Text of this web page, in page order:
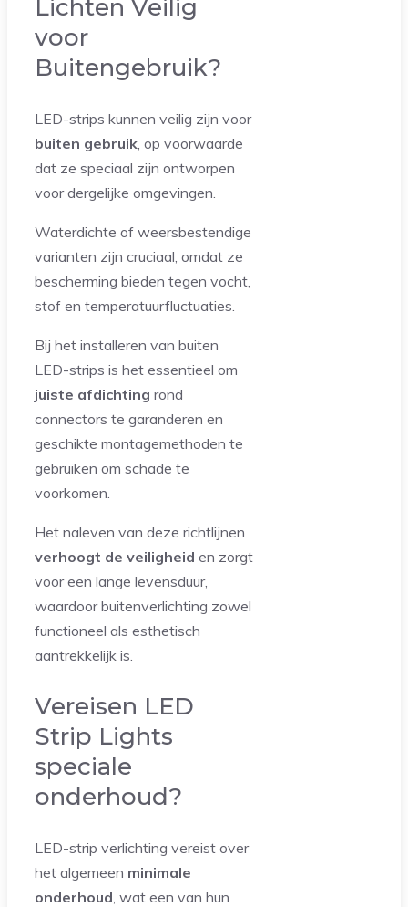
Lichten Veilig
voor
Buitengebruik?
LED-strips kunnen veilig zijn voor
buiten gebruik , op voorwaarde
dat ze speciaal zijn ontworpen
voor dergelijke omgevingen.
Waterdichte of weersbestendige
varianten zijn cruciaal, omdat ze
bescherming bieden tegen vocht,
stof en temperatuurfluctuaties.
Bij het installeren van buiten
LED-strips is het essentieel om
juiste afdichting rond
connectors te garanderen en
geschikte montagemethoden te
gebruiken om schade te
voorkomen.
Het naleven van deze richtlijnen
verhoogt de veiligheid en zorgt
voor een lange levensduur,
waardoor buitenverlichting zowel
functioneel als esthetisch
aantrekkelijk is.
Vereisen LED
Strip Lights
speciale
onderhoud?
LED-strip verlichting vereist over
het algemeen minimale
onderhoud , wat een van hun